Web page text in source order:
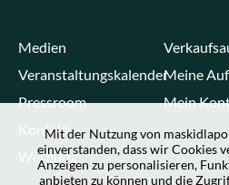
Medien
Veranstaltungskalender
Pressroom
Kontakt
Werbung
Meine
Mein
Mit der Nutzung von
einverstanden, dass wir Cookies
Anzeigen zu personalisieren,
anbieten zu können und die